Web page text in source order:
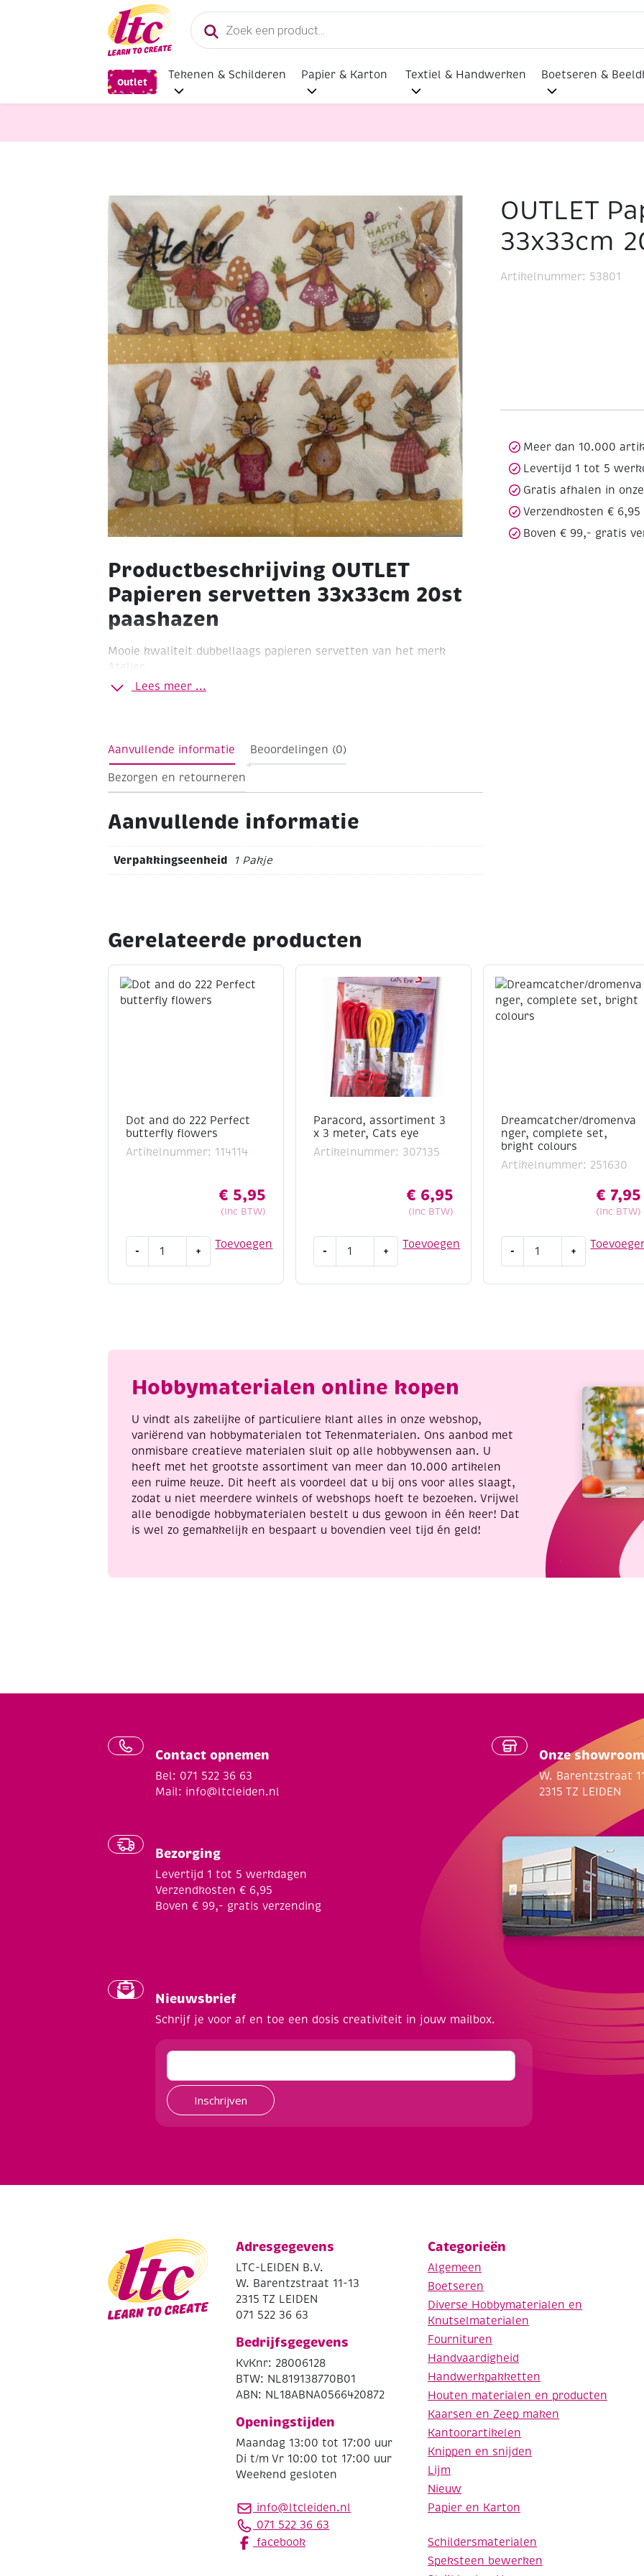
Producten
zoeken
Outlet
Tekenen & Schilderen Papier & Karton Textiel & Handwerken Boetseren &
Papier en Karton OUTLET Papieren servetten 33x33cm 20st paashazen
Productbeschrijving OUTLET
Papieren servetten 33x33cm 20st
paashazen
Mooie kwaliteit dubbellaags papieren servetten van het merk
Atelier.
Paashazen
Lees meer ...
OUTLET
33x33cm
Artikelnummer: 53801
Meer dan 10.000
Levertijd 1 tot 5
Gratis afhalen in onze
Verzendkosten € 6,95
Boven € 99,- gratis
Aanvullende informatie Beoordelingen (0)
Bezorgen en retourneren
Aanvullende informatie
Verpakkingseenheid 1 Pakje
Gerelateerde producten
Dot and do 222 Perfect
butterfly flowers
Artikelnummer: 114114
€ 5,95
(Inc BTW)
Toevoegen
-
aantal
+
Paracord, assortiment 3
x 3 meter, Cats eye
Artikelnummer: 307135
€ 6,95
(Inc BTW)
Toevoegen
-
assortiment
eye
+
Dreamcatcher/dromenva
nger, complete set,
bright colours
Artikelnummer: 251630
€ 7,95
(Inc BTW)
-
Dreamcatcher/
complete
+
Hobbymaterialen online kopen
U vindt als zakelijke of particuliere klant alles in onze webshop,
variërend van hobbymaterialen tot Tekenmaterialen. Ons aanbod met
onmisbare creatieve materialen sluit op alle hobbywensen aan. U
heeft met het grootste assortiment van meer dan 10.000 artikelen
een ruime keuze. Dit heeft als voordeel dat u bij ons voor alles slaagt,
zodat u niet meerdere winkels of webshops hoeft te bezoeken. Vrijwel
alle benodigde hobbymaterialen bestelt u dus gewoon in één keer! Dat
is wel zo gemakkelijk en bespaart u bovendien veel tijd én geld!
Contact opnemen
Bel: 071 522 36 63
Mail: info@ltcleiden.nl
Bezorging
Levertijd 1 tot 5 werkdagen
Verzendkosten € 6,95
Boven € 99,- gratis verzending
Onze showroom
W. Barentzstraat
2315 TZ LEIDEN
Nieuwsbrief
Schrijf je voor af en toe een dosis creativiteit in jouw mailbox.
Inschrijven
Adresgegevens
LTC-LEIDEN B.V.
W. Barentzstraat 11-13
2315 TZ LEIDEN
071 522 36 63
Bedrijfsgegevens
KvKnr: 28006128
BTW: NL819138770B01
ABN: NL18ABNA0566420872
Openingstijden
Maandag 13:00 tot 17:00 uur
Di t/m Vr 10:00 tot 17:00 uur
Weekend gesloten
info@ltcleiden.nl
071 522 36 63
facebook
Categorieën
Algemeen
Boetseren
Diverse Hobbymaterialen en
Knutselmaterialen
Fournituren
Handvaardigheid
Handwerkpakketten
Houten materialen en producten
Kaarsen en Zeep maken
Kantoorartikelen
Knippen en snijden
Lijm
Nieuw
Papier en Karton
Schildersmaterialen
Speksteen bewerken